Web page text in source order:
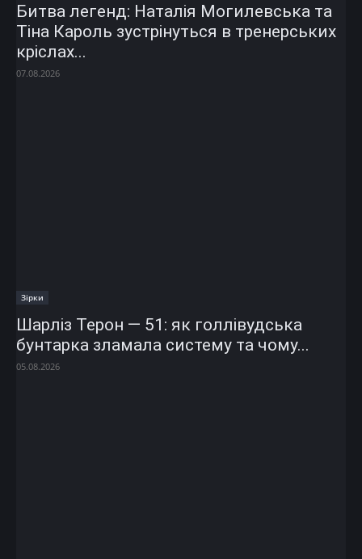
Битва легенд: Наталія Могилевська та
Тіна Кароль зустрінуться в тренерських
кріслах...
07.08.2026
Зірки
Шарліз Терон — 51: як голлівудська
бунтарка зламала систему та чому...
05.08.2026